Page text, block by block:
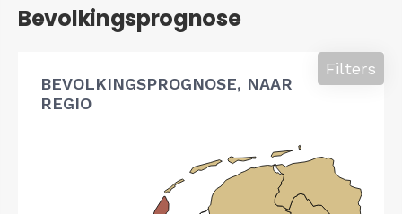
Bevolkingsprognose
BEVOLKINGSPROGNOSE, NAAR
REGIO
Filters